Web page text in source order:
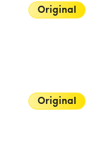
Original
Original